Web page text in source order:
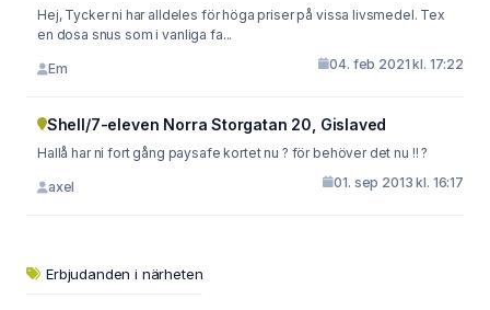
Hej, Tycker ni har alldeles för höga priser på vissa livsmedel. Tex
en dosa snus som i vanliga fa...
Em 04. feb 2021 kl. 17:22
Shell/7-eleven Norra Storgatan 20, Gislaved
Hallå har ni fort gång paysafe kortet nu ? för behöver det nu !! ?
axel 01. sep 2013 kl. 16:17
Erbjudanden i närheten